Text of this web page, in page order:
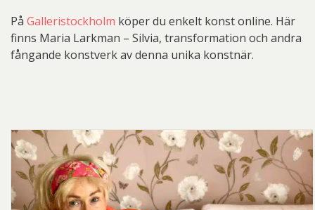
På Galleristockholm köper du enkelt konst online. Här
finns Maria Larkman – Silvia, transformation och andra
fångande konstverk av denna unika konstnär.